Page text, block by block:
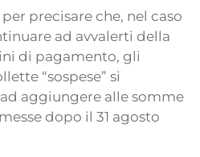
precisare che, nel caso
ad avvalerti della
di pagamento, gli
“sospese” si
aggiungere alle somme
dopo il 31 agosto